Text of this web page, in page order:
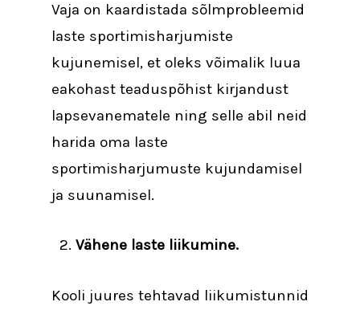
Vaja on kaardistada sõlmprobleemid
laste sportimisharjumiste
kujunemisel, et oleks võimalik luua
eakohast teaduspõhist kirjandust
lapsevanematele ning selle abil neid
harida oma laste
sportimisharjumuste kujundamisel
ja suunamisel.
Vähene laste liikumine.
Kooli juures tehtavad liikumistunnid